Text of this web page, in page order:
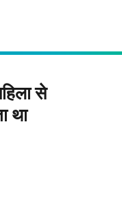
से
था